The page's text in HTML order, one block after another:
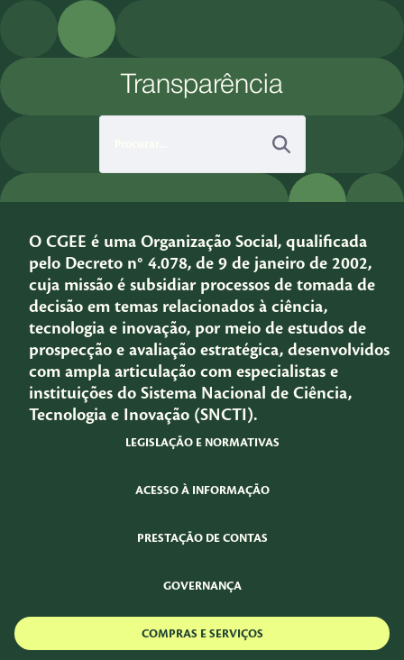
Pular para o Conteúdo principal
Transparência
O CGEE é uma Organização Social, qualificada
pelo Decreto n° 4.078, de 9 de janeiro de 2002,
cuja missão é subsidiar processos de tomada de
decisão em temas relacionados à ciência,
tecnologia e inovação, por meio de estudos de
prospecção e avaliação estratégica, desenvolvidos
com ampla articulação com especialistas e
instituições do Sistema Nacional de Ciência,
Tecnologia e Inovação (SNCTI).
LEGISLAÇÃO E NORMATIVAS
ACESSO À INFORMAÇÃO
PRESTAÇÃO DE CONTAS
GOVERNANÇA
COMPRAS E SERVIÇOS